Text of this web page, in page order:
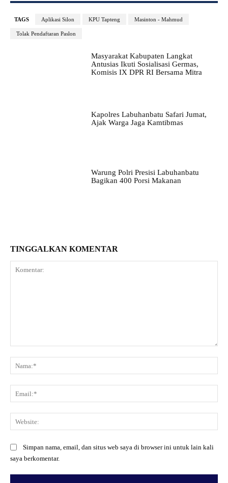
TAGS Aplikasi Silon KPU Tapteng Masinton - Mahmud
Tolak Pendaftaran Paslon
Masyarakat Kabupaten Langkat
Antusias Ikuti Sosialisasi Germas,
Komisis IX DPR RI Bersama Mitra
Kapolres Labuhanbatu Safari Jumat,
Ajak Warga Jaga Kamtibmas
Warung Polri Presisi Labuhanbatu
Bagikan 400 Porsi Makanan
TINGGALKAN KOMENTAR
Simpan nama, email, dan situs web saya di browser ini untuk lain kali
saya berkomentar.